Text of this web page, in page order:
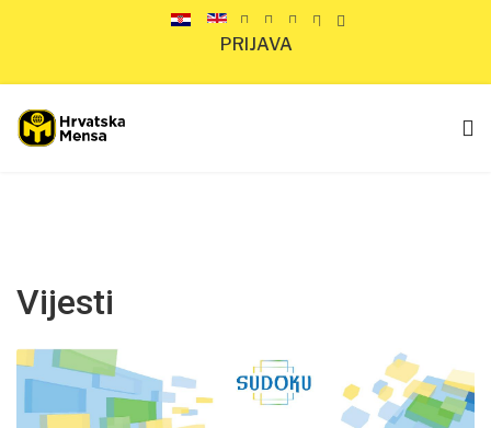
PRIJAVA
Vijesti